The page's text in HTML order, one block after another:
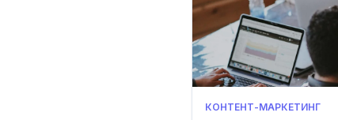
КОНТЕНТ-МАРКЕТИНГ